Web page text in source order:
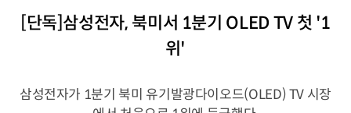
[단독]삼성전자, 북미서 1분기 OLED TV 첫 '1
위'
삼성전자가 1분기 북미 유기발광다이오드(OLED) TV 시장